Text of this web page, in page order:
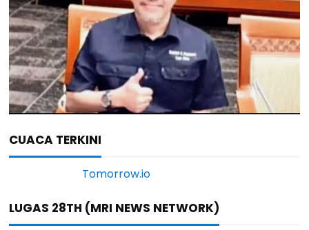
CUACA TERKINI
LUGAS 28TH (MRI NEWS NETWORK)